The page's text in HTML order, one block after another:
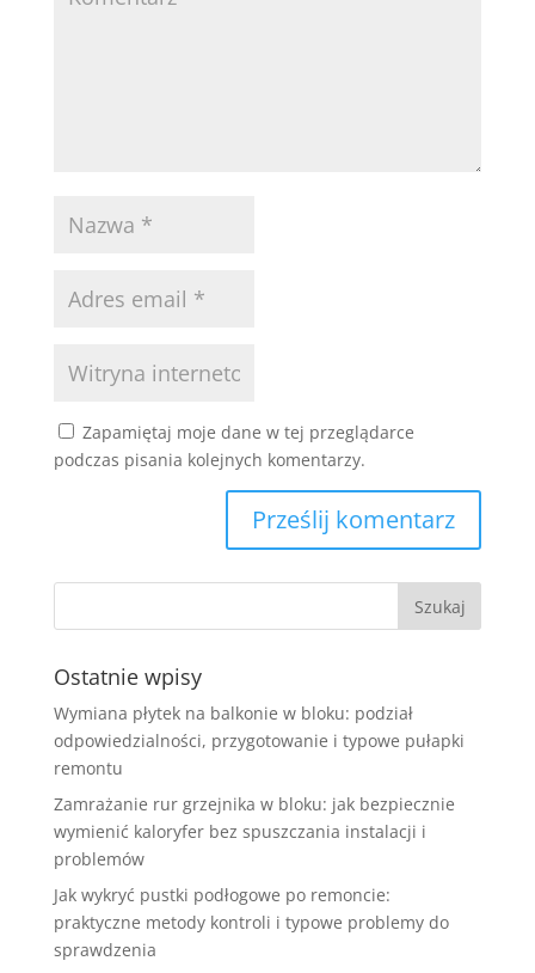
Zapamiętaj moje dane w tej przeglądarce
podczas pisania kolejnych komentarzy.
Ostatnie wpisy
Wymiana płytek na balkonie w bloku: podział
odpowiedzialności, przygotowanie i typowe pułapki
remontu
Zamrażanie rur grzejnika w bloku: jak bezpiecznie
wymienić kaloryfer bez spuszczania instalacji i
problemów
Jak wykryć pustki podłogowe po remoncie:
praktyczne metody kontroli i typowe problemy do
sprawdzenia